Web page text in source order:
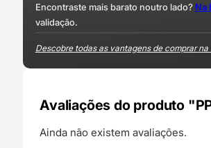
Encontraste mais barato noutro lado? Na
validação.
Descobre todas as vantagens de comprar na
Avaliações do produto
Ainda não existem avaliações.